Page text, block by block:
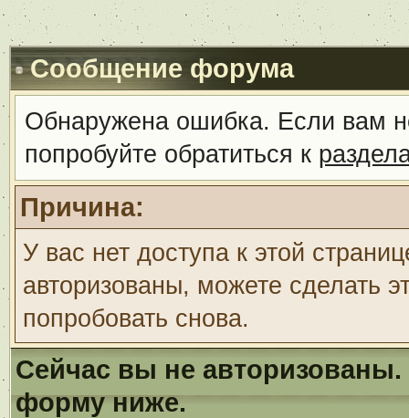
Сообщение форума
Обнаружена ошибка. Если вам
попробуйте обратиться к
Причина:
У вас нет доступа к этой
авторизованы, можете сделать
попробовать снова.
Сейчас вы не авторизованы.
форму ниже.